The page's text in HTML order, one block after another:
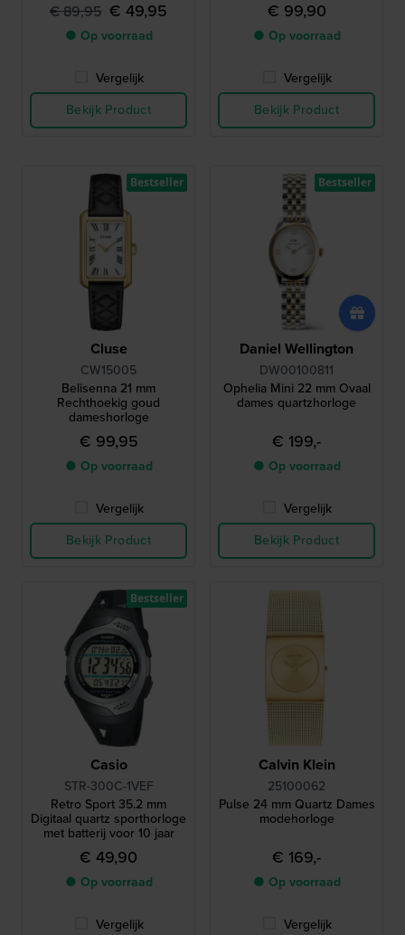
€ 89,95 € 49,95
● Op voorraad
Vergelijk
Bekijk Product
€ 99,90
● Op voorraad
Vergelijk
Bekijk Product
Cluse
CW15005
Belisenna 21 mm
Rechthoekig goud
dameshorloge
€ 99,95
● Op voorraad
Vergelijk
Bekijk Product
Bestseller
Daniel Wellington
DW00100811
Ophelia Mini 22 mm Ovaal
dames quartzhorloge
€ 199,-
● Op voorraad
Vergelijk
Bekijk Product
Bestseller
Casio
STR-300C-1VEF
Retro Sport 35.2 mm
Digitaal quartz sporthorloge
met batterij voor 10 jaar
€ 49,90
● Op voorraad
Vergelijk
Bestseller
Calvin Klein
25100062
Pulse 24 mm Quartz Dames
modehorloge
€ 169,-
● Op voorraad
Vergelijk